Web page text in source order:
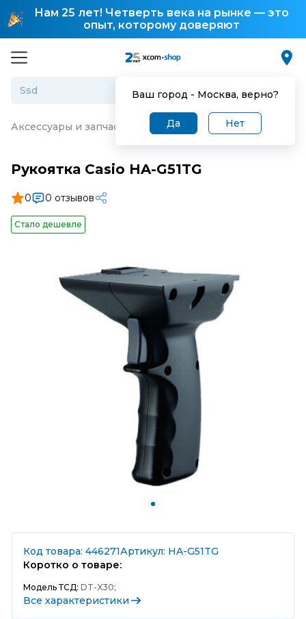
Нам 25 лет! Четверть века на рынке — это
опыт, которому доверяют
Ваш город - Москва, верно?
Да Нет
Аксессуары и запчасти для торгового оборудования
Рукоятка Casio HA-G51TG
0 0 отзывов
Стало дешевле
Код товара: 446271Артикул: HA-G51TG
Коротко о товаре:
Модель ТСД: DT-X30;
Все характеристики